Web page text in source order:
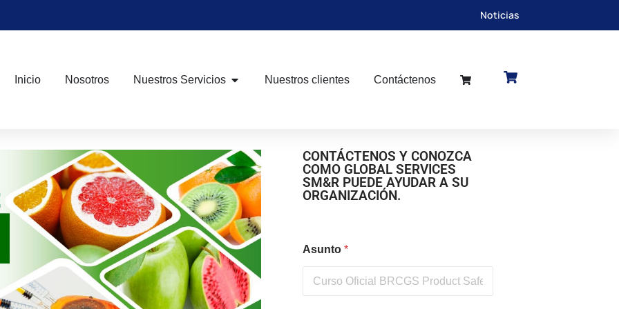
Noticias
Inicio Nosotros Nuestros Servicios Nuestros clientes Contáctenos
CONTÁCTENOS Y CONOZCA
COMO GLOBAL SERVICES
SM&R PUEDE AYUDAR A SU
ORGANIZACIÓN.
Asunto *